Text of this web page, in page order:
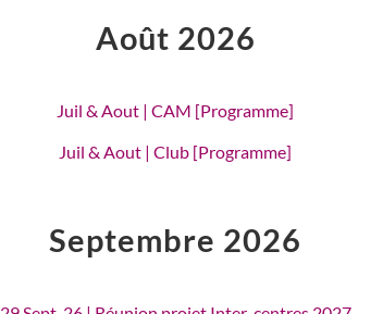
Août 2026
Juil & Aout | CAM [Programme]
Juil & Aout | Club [Programme]
Septembre 2026